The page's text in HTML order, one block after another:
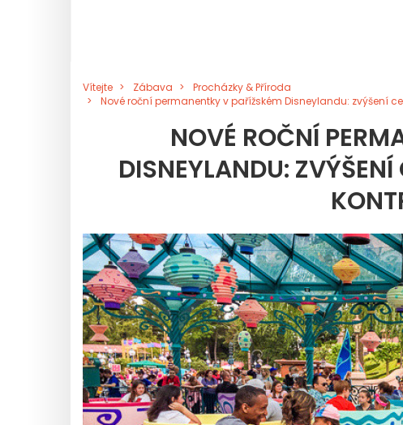
Vítejte Zábava
Procházky & Příroda
Nové roční permanentky v pařížském Disneylandu: zvýšení
NOVÉ ROČNÍ
DISNEYLANDU: